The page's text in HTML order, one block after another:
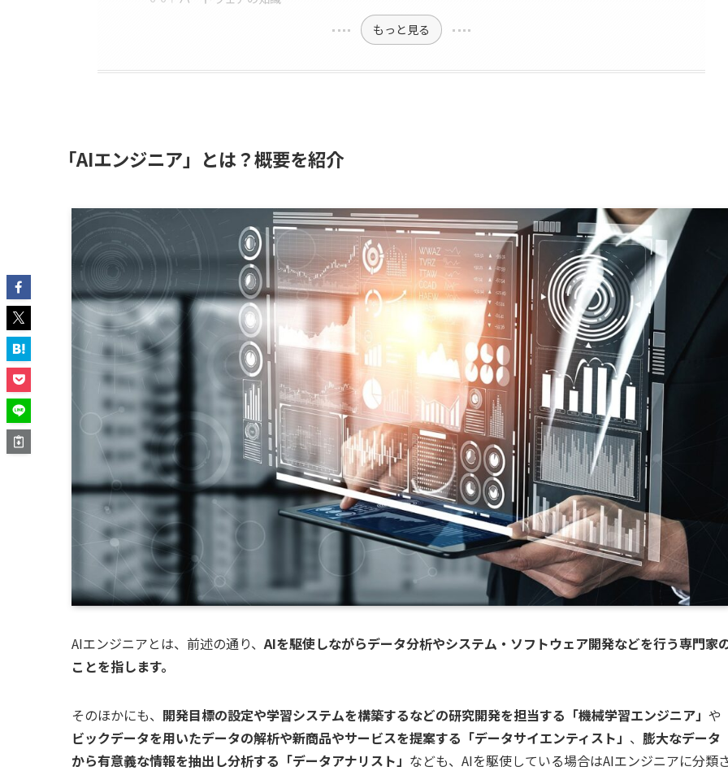
もっと見る
「AIエンジニア」とは？概要を紹介
AIエンジニアとは、前述の通り、AIを駆使しながらデータ分析やシステム・ソフトウェア開発などを行う専門家
ことを指します。
そのほかにも、 開発目標の設定や学習システムを構築するなどの研究開発を担当する「機械学習エンジニア」 や
ビックデータを用いたデータの解析や新商品やサービスを提案する「データサイエンティスト」 、 膨大なデータ
から有意義な情報を抽出し分析する「データアナリスト」 なども、AIを駆使している場合はAIエンジニアに分類